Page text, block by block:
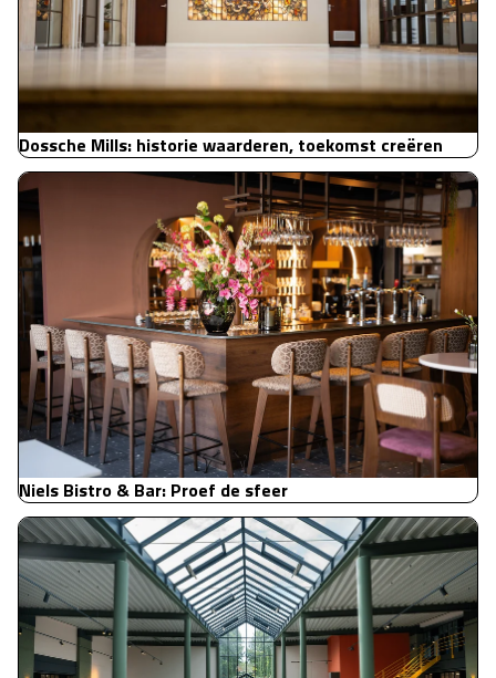
Dossche Mills: historie waarderen, toekomst creëren
Niels Bistro & Bar: Proef de sfeer
Niels Bistro & Bar: Proef de sfeer
InterCheM: kleurrijke kantooromgeving